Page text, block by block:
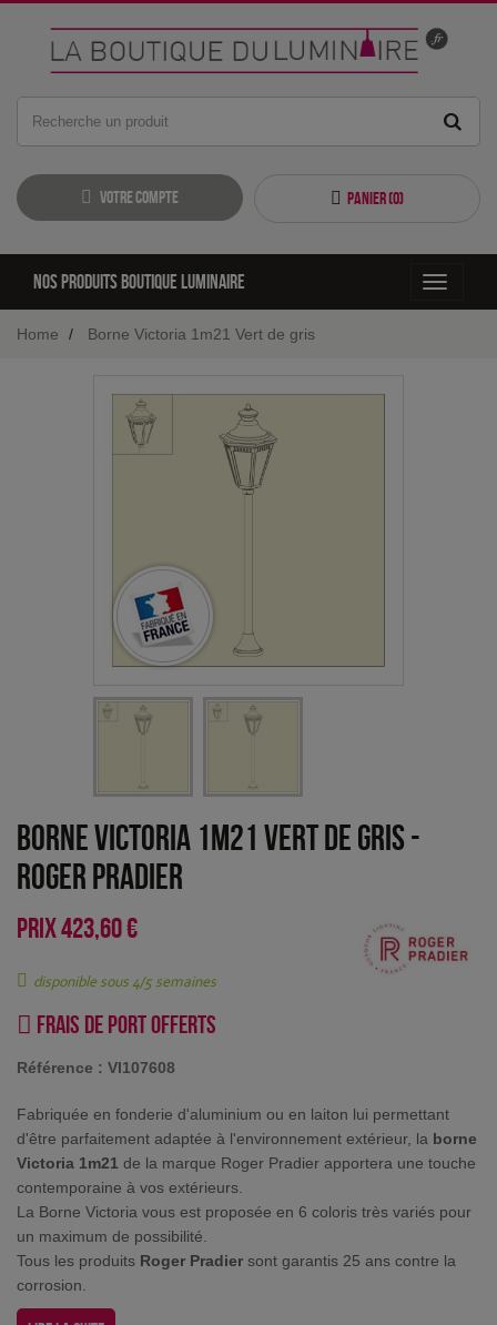
Votre compte Panier (0)
Toggle
Nos produits boutique luminaire
Home Borne Victoria 1m21 Vert de gris
Borne Victoria 1m21 Vert de gris-
Roger Pradier
PRIX423,60 €
disponible sous 4/5 semaines
Frais de port offerts
Référence : VI107608
Fabriquée en fonderie d'aluminium ou en laiton lui permettant
d'être parfaitement adaptée à l'environnement extérieur, la borne
Victoria 1m21 de la marque Roger Pradier apportera une touche
contemporaine à vos extérieurs.
La Borne Victoria vous est proposée en 6 coloris très variés pour
un maximum de possibilité.
Tous les produits Roger Pradier sont garantis 25 ans contre la
corrosion.